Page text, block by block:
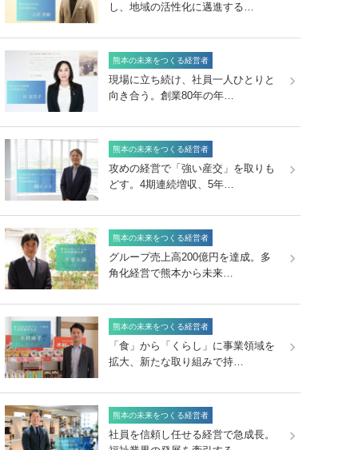
し、地域の活性化に邁進する…
熊本の未来をつくる経営者
現場に立ち続け、社員一人ひとりと
向き合う。創業80年の年…
熊本の未来をつくる経営者
攻めの経営で「強い産交」を取りも
どす。4期連続増収、5年…
熊本の未来をつくる経営者
グループ売上高200億円を達成。多
角化経営で熊本から未来…
熊本の未来をつくる経営者
「食」から「くらし」に事業領域を
拡大、新たな取り組みで持…
熊本の未来をつくる経営者
社員を信頼し任せる経営で急成長。